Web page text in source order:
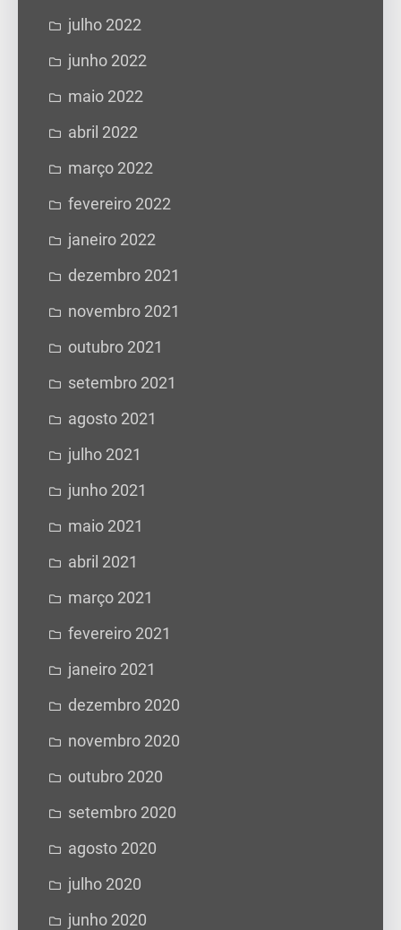
julho 2022
junho 2022
maio 2022
abril 2022
março 2022
fevereiro 2022
janeiro 2022
dezembro 2021
novembro 2021
outubro 2021
setembro 2021
agosto 2021
julho 2021
junho 2021
maio 2021
abril 2021
março 2021
fevereiro 2021
janeiro 2021
dezembro 2020
novembro 2020
outubro 2020
setembro 2020
agosto 2020
julho 2020
junho 2020